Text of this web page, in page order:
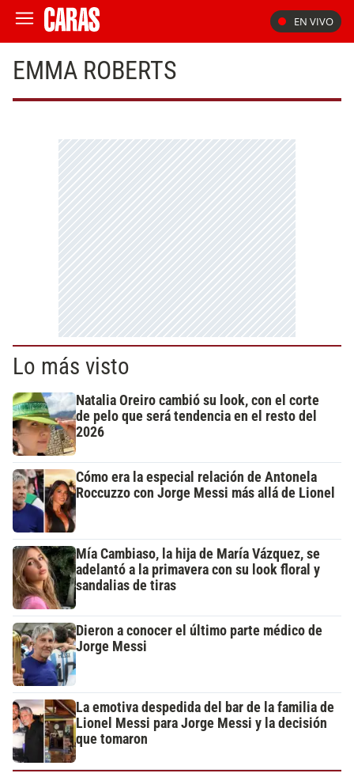
EN VIVO
EMMA ROBERTS
Lo más visto
Natalia Oreiro cambió su look, con el corte
de pelo que será tendencia en el resto del
2026
Cómo era la especial relación de Antonela
Roccuzzo con Jorge Messi más allá de Lionel
Mía Cambiaso, la hija de María Vázquez, se
adelantó a la primavera con su look floral y
sandalias de tiras
Dieron a conocer el último parte médico de
Jorge Messi
La emotiva despedida del bar de la familia de
Lionel Messi para Jorge Messi y la decisión
que tomaron